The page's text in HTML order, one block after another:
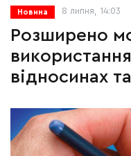
Новина 8 липня, 14:03
Розширено
відносинах